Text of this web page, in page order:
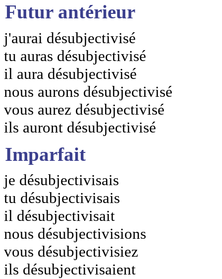
Futur antérieur
j'aurai désubjectivisé
tu auras désubjectivisé
il aura désubjectivisé
nous aurons désubjectivisé
vous aurez désubjectivisé
ils auront désubjectivisé
Imparfait
je désubjectivisais
tu désubjectivisais
il désubjectivisait
nous désubjectivisions
vous désubjectivisiez
ils désubjectivisaient